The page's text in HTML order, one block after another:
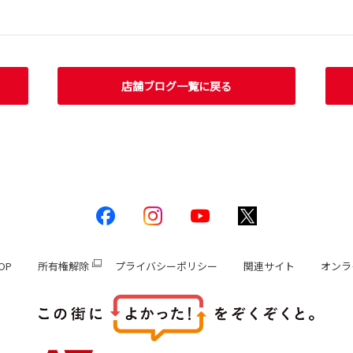
店舗ブログ一覧に戻る
所有権解除 プライバシーポリシー 関連サイト オン